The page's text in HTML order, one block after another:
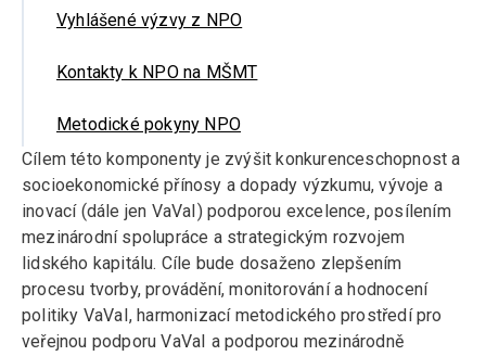
Vyhlášené výzvy z NPO
Kontakty k NPO na MŠMT
Metodické pokyny NPO
Cílem této komponenty je zvýšit konkurenceschopnost a
socioekonomické přínosy a dopady výzkumu, vývoje a
inovací (dále jen VaVaI) podporou excelence, posílením
mezinárodní spolupráce a strategickým rozvojem
lidského kapitálu. Cíle bude dosaženo zlepšením
procesu tvorby, provádění, monitorování a hodnocení
politiky VaVaI, harmonizací metodického prostředí pro
veřejnou podporu VaVaI a podporou mezinárodně